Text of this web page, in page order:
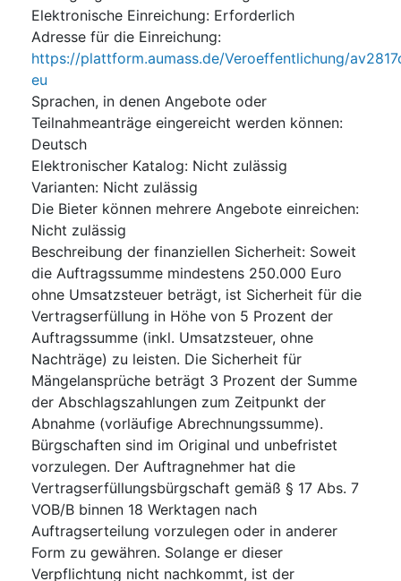
Elektronische Einreichung: Erforderlich
Adresse für die Einreichung:
https://plattform.aumass.de/Veroeffentlichung/
eu
Sprachen, in denen Angebote oder
Teilnahmeanträge eingereicht werden können:
Deutsch
Elektronischer Katalog: Nicht zulässig
Varianten: Nicht zulässig
Die Bieter können mehrere Angebote einreichen:
Nicht zulässig
Beschreibung der finanziellen Sicherheit: Soweit
die Auftragssumme mindestens 250.000 Euro
ohne Umsatzsteuer beträgt, ist Sicherheit für die
Vertragserfüllung in Höhe von 5 Prozent der
Auftragssumme (inkl. Umsatzsteuer, ohne
Nachträge) zu leisten. Die Sicherheit für
Mängelansprüche beträgt 3 Prozent der Summe
der Abschlagszahlungen zum Zeitpunkt der
Abnahme (vorläufige Abrechnungssumme).
Bürgschaften sind im Original und unbefristet
vorzulegen. Der Auftragnehmer hat die
Vertragserfüllungsbürgschaft gemäß § 17 Abs. 7
VOB/B binnen 18 Werktagen nach
Auftragserteilung vorzulegen oder in anderer
Form zu gewähren. Solange er dieser
Verpflichtung nicht nachkommt, ist der